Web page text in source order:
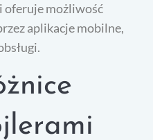
oferuje możliwość
aplikacje mobilne,